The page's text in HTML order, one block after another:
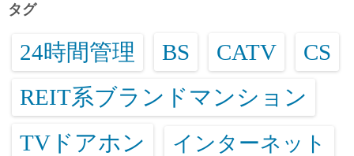
タグ
24時間管理 BS CATV CS
REIT系ブランドマンション
TVドアホン インターネット